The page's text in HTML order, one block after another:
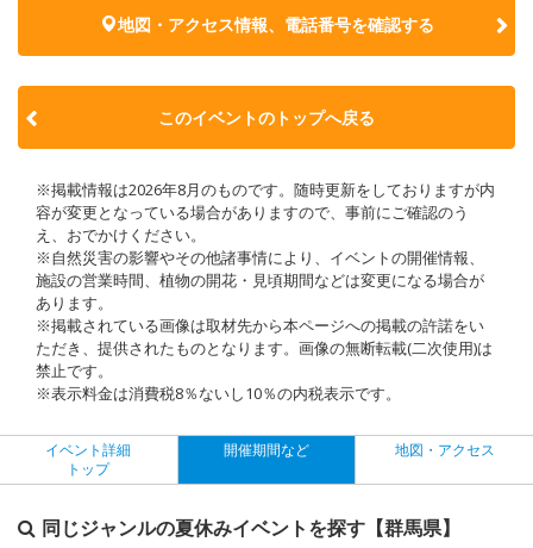
地図・アクセス情報、電話番号を確認する
このイベントのトップへ戻る
※掲載情報は2026年8月のものです。随時更新をしておりますが内
容が変更となっている場合がありますので、事前にご確認のう
え、おでかけください。
※自然災害の影響やその他諸事情により、イベントの開催情報、
施設の営業時間、植物の開花・見頃期間などは変更になる場合が
あります。
※掲載されている画像は取材先から本ページへの掲載の許諾をい
ただき、提供されたものとなります。画像の無断転載(二次使用)は
禁止です。
※表示料金は消費税8％ないし10％の内税表示です。
イベント詳細
トップ
開催期間など 地図・アクセス
同じジャンルの夏休みイベントを探す【群馬県】